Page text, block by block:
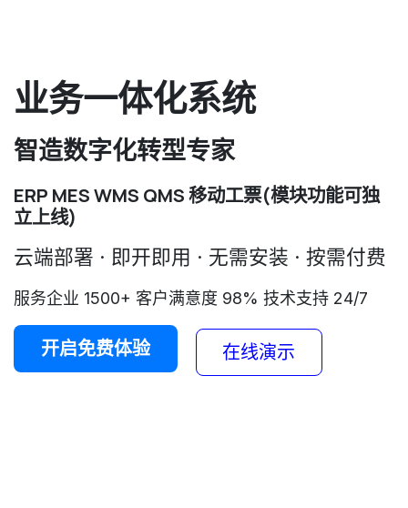
业务一体化系统
智造数字化转型专家
ERP MES WMS QMS 移动工票(模块功能可独
立上线)
云端部署 · 即开即用 · 无需安装 · 按需付费
服务企业 1500+ 客户满意度 98% 技术支持 24/7
开启免费体验​​​​ 在线演示